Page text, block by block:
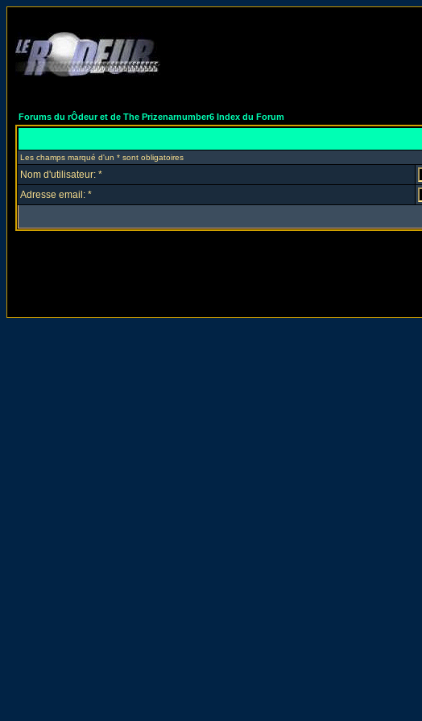
Forums du rÔdeur et de The Prizenarnumber6 Index du Forum
Les champs marqué d'un * sont obligatoires
Nom d'utilisateur: *
Adresse email: *